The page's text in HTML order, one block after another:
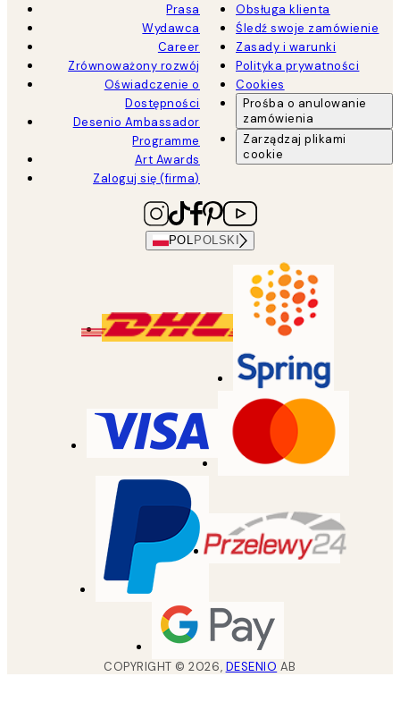
Prasa
Wydawca
Career
Zrównoważony rozwój
Oświadczenie o
Dostępności
Desenio Ambassador
Programme
Art Awards
Zaloguj się (firma)
Obsługa klienta
Śledź swoje zamówienie
Zasady i warunki
Polityka prywatności
Cookies
Prośba o anulowanie
zamówienia
Zarządzaj plikami
cookie
POL POLSKI
COPYRIGHT ©2026, DESENIO AB